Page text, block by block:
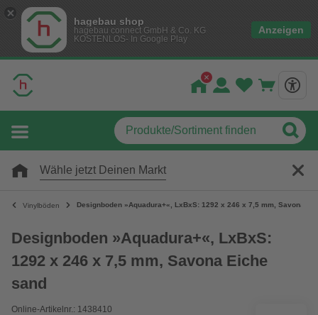
hagebau shop
hagebau connect GmbH & Co. KG
KOSTENLOS- In Google Play
Anzeigen
Wähle jetzt Deinen Markt
Vinylböden Designboden »Aquadura+«, LxBxS: 1292 x 246 x 7,5 mm, Savona
Designboden »Aquadura+«, LxBxS:
1292 x 246 x 7,5 mm, Savona Eiche
sand
Online-Artikelnr.: 1438410